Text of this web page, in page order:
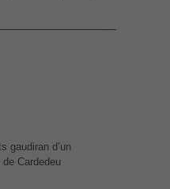
gaudiran d’un
Cardedeu